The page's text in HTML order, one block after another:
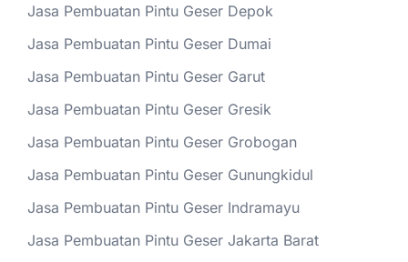
Jasa Pembuatan Pintu Geser Depok
Jasa Pembuatan Pintu Geser Dumai
Jasa Pembuatan Pintu Geser Garut
Jasa Pembuatan Pintu Geser Gresik
Jasa Pembuatan Pintu Geser Grobogan
Jasa Pembuatan Pintu Geser Gunungkidul
Jasa Pembuatan Pintu Geser Indramayu
Jasa Pembuatan Pintu Geser Jakarta Barat